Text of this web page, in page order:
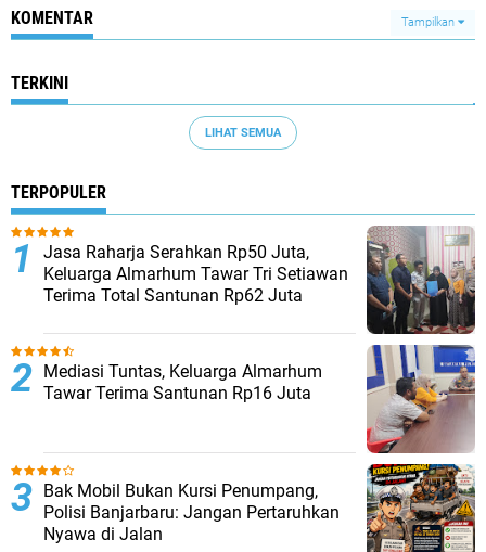
KOMENTAR Tampilkan
TERKINI
LIHAT SEMUA
TERPOPULER
Jasa Raharja Serahkan Rp50 Juta,
Keluarga Almarhum Tawar Tri Setiawan
Terima Total Santunan Rp62 Juta
Mediasi Tuntas, Keluarga Almarhum
Tawar Terima Santunan Rp16 Juta
Bak Mobil Bukan Kursi Penumpang,
Polisi Banjarbaru: Jangan Pertaruhkan
Nyawa di Jalan